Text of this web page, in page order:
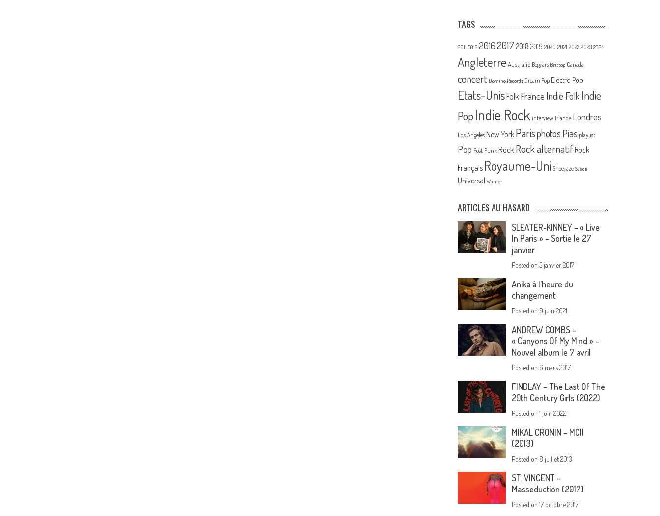
TAGS
2011 2012 20162017 2018 2019 2020 2021 2022 2023 2024
Angleterre Australie Beggars Britpop Canada
concert Domino Records Dream Pop Electro Pop
Etats-UnisFolk France Indie FolkIndie
PopIndie Rock interview Irlande Londres
Los Angeles New York Parisphotos Pias playlist
Pop Post Punk Rock Rock alternatif Rock
Français Royaume-Uni Shoegaze Suède
Universal Warner
ARTICLES AU HASARD
SLEATER-KINNEY – « Live
In Paris » – Sortie le 27
janvier
Posted on5 janvier 2017
Anika à l’heure du
changement
Posted on 9 juin 2021
ANDREW COMBS –
« Canyons Of My Mind » –
Nouvel album le 7 avril
Posted on 6 mars 2017
FINDLAY – The Last Of The
20th Century Girls (2022)
Posted on1 juin 2022
MIKAL CRONIN – MCII
(2013)
Posted on 8 juillet 2013
ST. VINCENT –
Masseduction (2017)
Posted on17 octobre 2017